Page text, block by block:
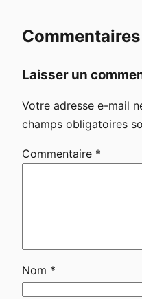
Commentaires
Laisser un
Votre adresse e-mail
champs obligatoires
Commentaire *
Nom *